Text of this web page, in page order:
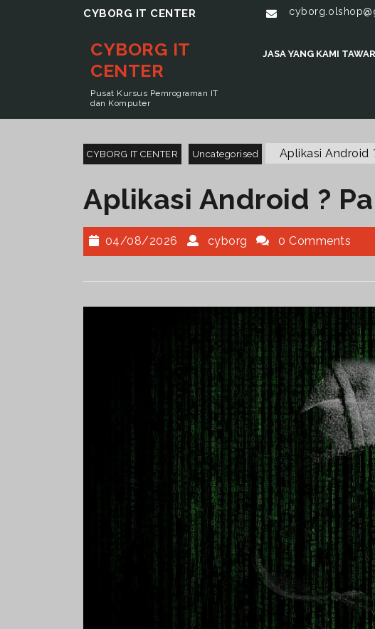
CYBORG IT CENTER
CYBORG IT
CENTER
Pusat Kursus Pemrograman IT
dan Komputer
JASA YANG KAMI
CYBORG IT CENTER Uncategorised Aplikasi Android
Aplikasi Android ?
04/08/2026 cyborg 0 Comments